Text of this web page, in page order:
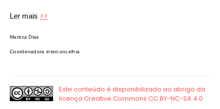
Ler mais >>
Maritza Dias
Coordenadora interconcelhia